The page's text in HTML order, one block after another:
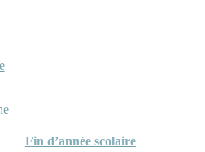
Fin d’année scolaire